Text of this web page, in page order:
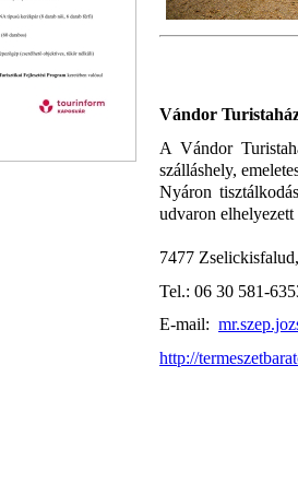
Vándor
A Vándor
szálláshely,
Nyáron
udvaron
7477
Tel.: 06 30 581-
E-mail:
http://